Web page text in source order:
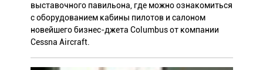
выставочного павильона, где можно ознакомиться
с оборудованием кабины пилотов и салоном
новейшего бизнес-джета Columbus от компании
Cessna Aircraft.